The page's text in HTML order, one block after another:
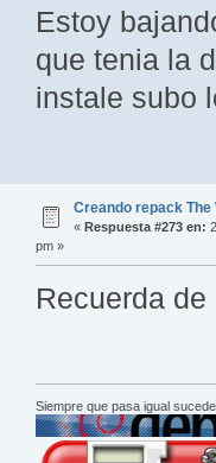
Estoy
que tenia la
instale subo
Creando repack The
« Respuesta #273 en:
pm »
Recuerda
Siempre que pasa igual